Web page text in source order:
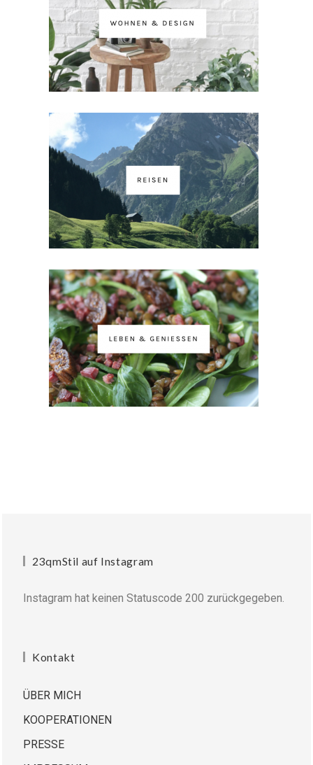
23qmStil auf Instagram
Instagram hat keinen Statuscode 200 zurückgegeben.
Kontakt
ÜBER MICH
KOOPERATIONEN
PRESSE